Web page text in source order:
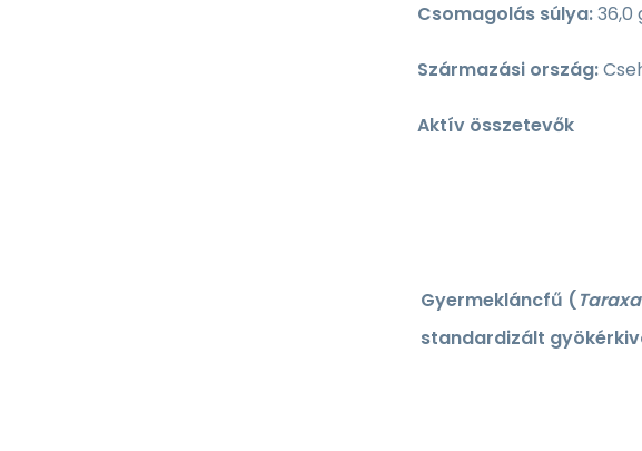
Csomagolás súlya:36,0
Származási ország:
Aktív összetevők
Gyermekláncfű (
standardizált